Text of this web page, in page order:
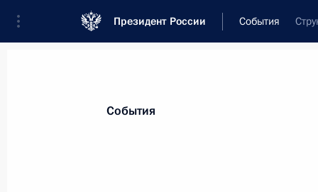
Президент России События
Новости
События